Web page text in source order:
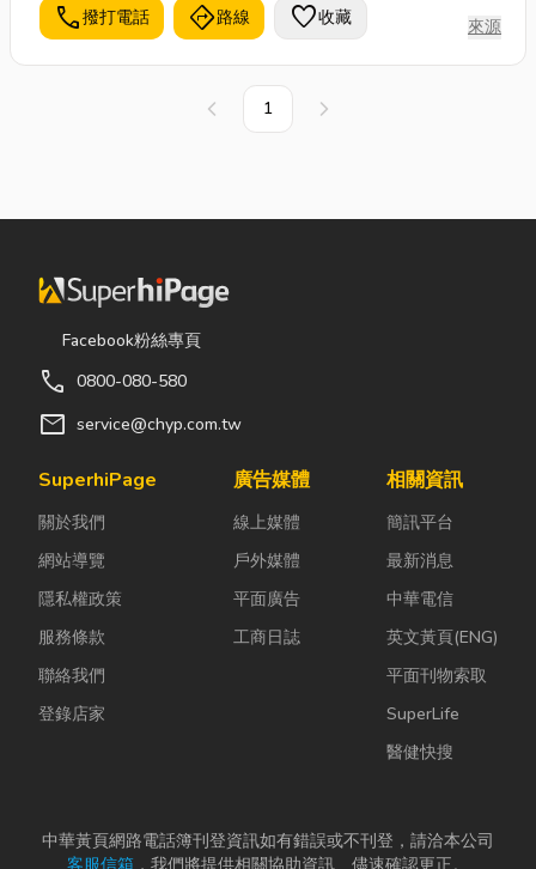
call撥打電話 directions路線 favorite收藏 來源
上一頁 1 下一頁
Facebook粉絲專頁
call 0800-080-580
mail service@chyp.com.tw
SuperhiPage
關於我們
網站導覽
隱私權政策
服務條款
聯絡我們
登錄店家
廣告媒體
線上媒體
戶外媒體
平面廣告
工商日誌
相關資訊
簡訊平台
最新消息
中華電信
英文黃頁(ENG)
平面刊物索取
SuperLife
醫健快搜
中華黃頁網路電話簿刊登資訊如有錯誤或不刊登，請洽本公司
客服信箱 ，我們將提供相關協助資訊、儘速確認更正。